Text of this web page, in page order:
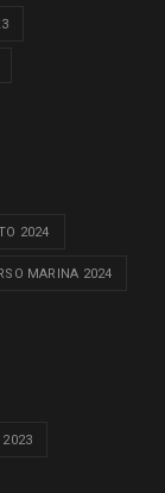
2024
MARINA 2024
2023